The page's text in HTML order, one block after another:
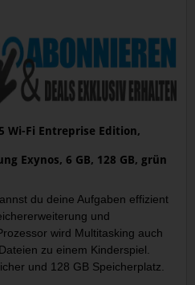
Wi-Fi Entreprise Edition,
Exynos, 6 GB, 128 GB, grün
du deine Aufgaben effizient
und
wird Multitasking auch
zu einem Kinderspiel.
und 128 GB Speicherplatz.